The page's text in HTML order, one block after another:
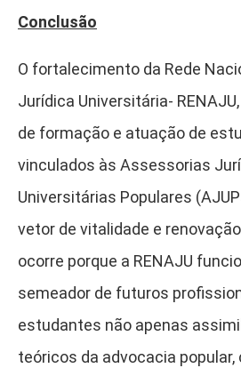
Conclusão
O fortalecimento da Rede
Jurídica Universitária-
de formação e atuação de
vinculados às Assessorias
Universitárias Populares
vetor de vitalidade e
ocorre porque a RENAJU
semeador de futuros
estudantes não apenas
teóricos da advocacia